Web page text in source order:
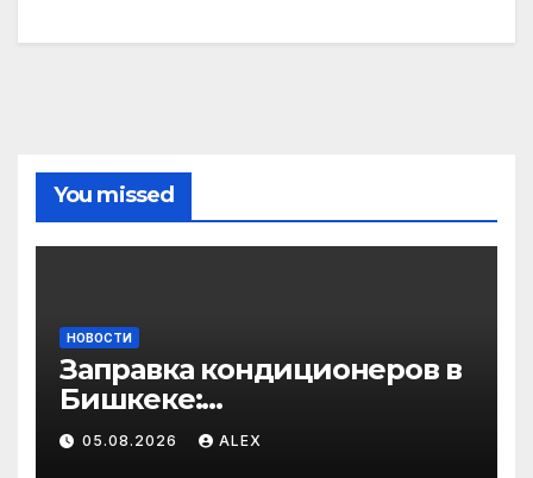
You missed
НОВОСТИ
Заправка кондиционеров в
Бишкеке:
профессиональные услуги
для дома и авто
05.08.2026 ALEX